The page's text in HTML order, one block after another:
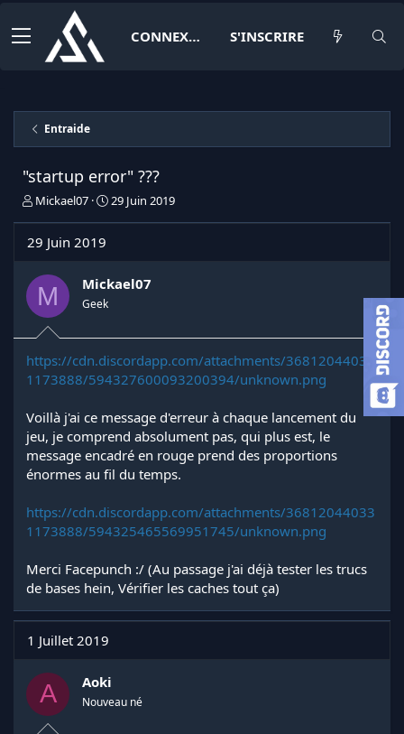
CONNEXION S'INSCRIRE
Entraide
"startup error" ???
I
t
a
e
u
d
e
d
i
s
c
s
s
n
Mickael07
D
e
t
29 Juin 2019
29 Juin 2019
M Mickael07
Geek
https://cdn.discordapp.com/attachments/36812044033
1173888/594327600093200394/unknown.png
Voillà j'ai ce message d'erreur à chaque lancement du
jeu, je comprend absolument pas, qui plus est, le
message encadré en rouge prend des proportions
énormes au fil du temps.
https://cdn.discordapp.com/attachments/36812044033
1173888/594325465569951745/unknown.png
Merci Facepunch :/ (Au passage j'ai déjà tester les trucs
de bases hein, Vérifier les caches tout ça)
1 Juillet 2019
A Aoki
Nouveau né